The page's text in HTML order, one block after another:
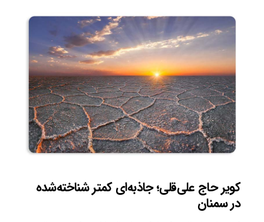
کویر حاج علی‌قلی؛ جاذبه‌ای کمتر شناخته‌شده
در سمنان